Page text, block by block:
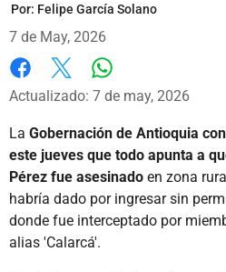
Por: Felipe García Solano
7 de May, 2026
Facebook
X
Actualizado: 7 de may, 2026
La Gobernación de Antioquia
este jueves que todo apunta a
Pérez fue asesinado en zona
habría dado por ingresar sin
donde fue interceptado por
alias 'Calarcá'.